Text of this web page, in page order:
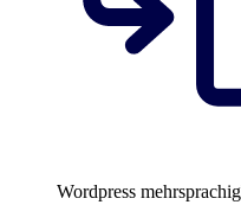
Wordpress